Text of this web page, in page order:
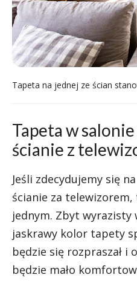
Tapeta na jednej ze ścian
Tapeta w
ścianie z
Jeśli zdecydujemy się
ścianie za
jednym. Zbyt
jaskrawy kolor tapety
będzie się rozpraszał i
będzie mało